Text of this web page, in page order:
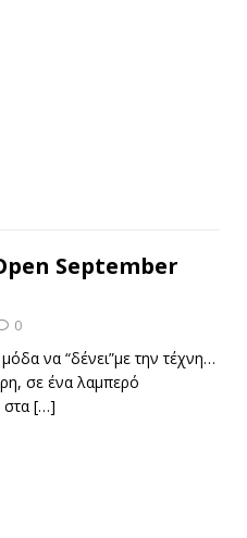
September
0
να “δένει”με την τέχνη…
σε ένα λαμπερό
στα […]